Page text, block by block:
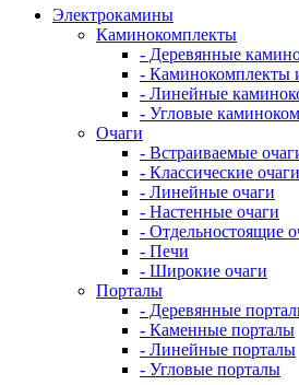
Электрокамины
Каминокомплекты
- Деревянные
- Каминокомплекты
- Линейные
- Угловые
Очаги
- Встраиваемые
- Классические очаги
- Линейные очаги
- Настенные очаги
- Отдельностоящие
- Печи
- Широкие очаги
Порталы
- Деревянные
- Каменные порталы
- Линейные порталы
- Угловые порталы